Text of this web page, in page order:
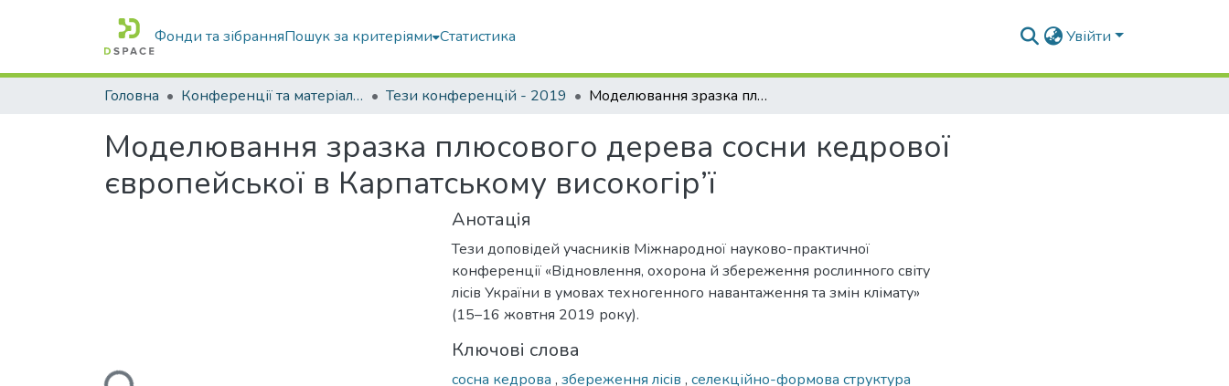
Фонди та зібранняПошук за критеріями Статистика Увійти
Головна Конференції та матеріали конференцій Тези конференцій - 2019 Моделювання зразка плюсового дерева сосни кедрової європейської в Карпатському високогір’ї
Моделювання зразка плюсового дерева сосни кедрової
європейської в Карпатському високогір’ї
Вантажиться...
Анотація
Тези доповідей учасників Міжнародної науково-практичної
конференції «Відновлення, охорона й збереження рослинного світу
лісів України в умовах техногенного навантаження та змін клімату»
(15–16 жовтня 2019 року).
Ключові слова
сосна кедрова , збереження лісів , селекційно-формова структура